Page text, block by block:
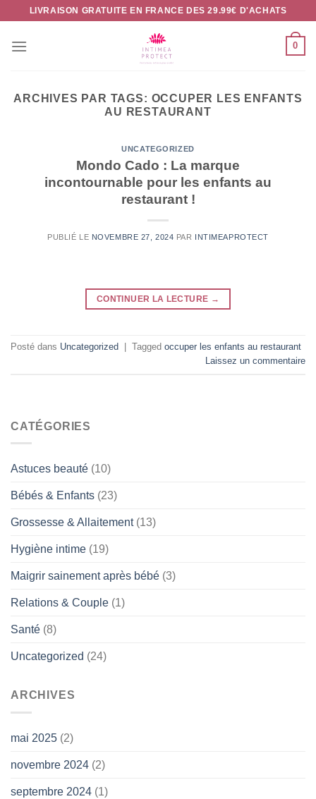
Passer
contenu
LIVRAISON GRATUITE EN FRANCE DES 29.99€ D'ACHATS
0
ARCHIVES PAR TAGS: OCCUPER LES ENFANTS
AU RESTAURANT
UNCATEGORIZED
Mondo Cado : La marque
incontournable pour les enfants au
restaurant !
PUBLIÉ LE NOVEMBRE 27, 2024 PAR INTIMEAPROTECT
CONTINUER LA LECTURE →
Posté dans Uncategorized Tagged occuper les enfants au restaurant
Laissez un commentaire
CATÉGORIES
Astuces beauté (10)
Bébés & Enfants (23)
Grossesse & Allaitement(13)
Hygiène intime (19)
Maigrir sainement après bébé (3)
Relations & Couple (1)
Santé (8)
Uncategorized (24)
ARCHIVES
mai 2025 (2)
novembre 2024 (2)
septembre 2024 (1)